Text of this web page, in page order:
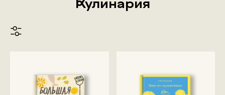
Кулинария